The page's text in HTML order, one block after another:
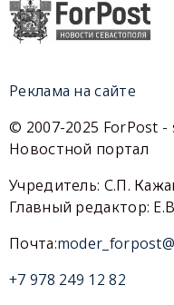
Реклама на сайте
© 2007-2025 ForPost -
Новостной портал
Учредитель: С.П.
Главный редактор:
Почта:
+7 978 249 12 82